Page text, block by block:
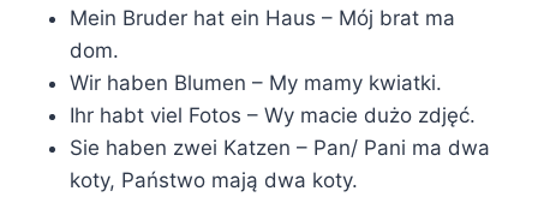
Mein Bruder hat ein Haus – Mój brat ma
dom.
Wir haben Blumen – My mamy kwiatki.
Ihr habt viel Fotos – Wy macie dużo zdjęć.
Sie haben zwei Katzen – Pan/ Pani ma dwa
koty, Państwo mają dwa koty.